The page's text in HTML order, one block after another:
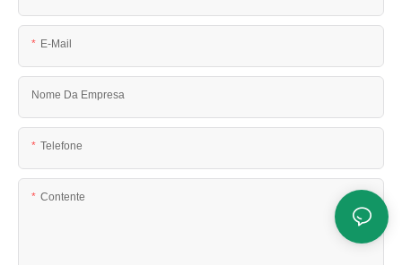
E-Mail
Nome Da Empresa
Telefone
Contente